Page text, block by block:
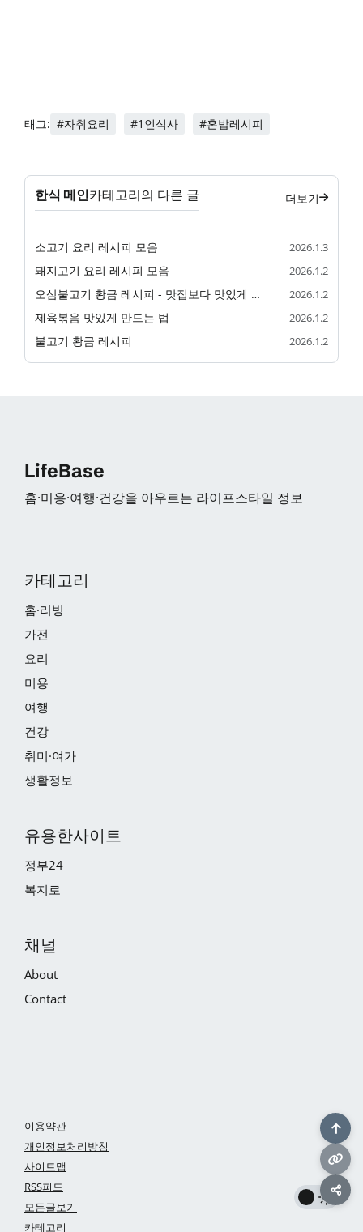
태그: #자취요리 #1인식사 #혼밥레시피
한식 메인카테고리의 다른 글 더보기
소고기 요리 레시피 모음 2026.1.3
돼지고기 요리 레시피 모음 2026.1.2
오삼불고기 황금 레시피 - 맛집보다 맛있게 만드는 법 2026.1.2
제육볶음 맛있게 만드는 법 2026.1.2
불고기 황금 레시피 2026.1.2
LifeBase
홈·미용·여행·건강을 아우르는 라이프스타일 정보
카테고리
홈·리빙
가전
요리
미용
여행
건강
취미·여가
생활정보
유용한사이트
정부24
복지로
채널
About
Contact
이용약관
개인정보처리방침
사이트맵
RSS피드
모든글보기
카테고리